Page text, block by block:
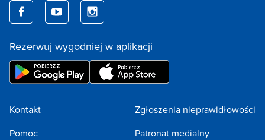
Rezerwuj wygodniej w aplikacji
Kontakt
Pomoc
Zgłoszenia nieprawidłowości
Patronat medialny